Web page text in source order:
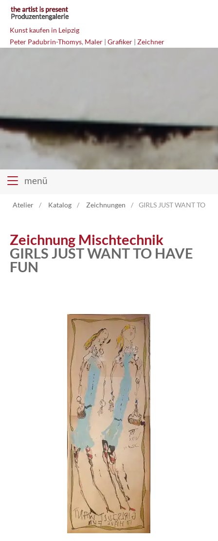
Kunst kaufen in Leipzig
Peter Padubrin-Thomys, Maler | Grafiker | Zeichner
menü
Atelier
Katalog
Atelier Katalog Zeichnungen GIRLS JUST WANT TO
Zeichnung Mischtechnik
GIRLS JUST WANT TO HAVE
FUN